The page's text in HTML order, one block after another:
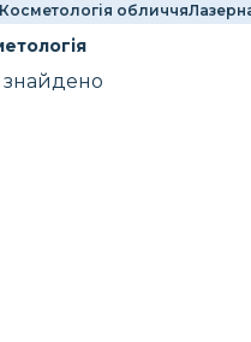
Косметологія обличчя
знайдено